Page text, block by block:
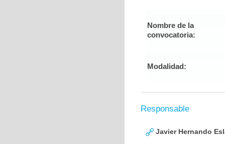
Nombre de la
convocatoria:
Modalidad:
Responsable
Javier Hernando